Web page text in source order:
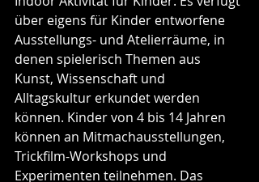
über eigens für Kinder entworfene
Ausstellungs- und Atelierräume, in
denen spielerisch Themen aus
Kunst, Wissenschaft und
Alltagskultur erkundet werden
können. Kinder von 4 bis 14 Jahren
können an Mitmachausstellungen,
Trickfilm-Workshops und
Experimenten teilnehmen. Das